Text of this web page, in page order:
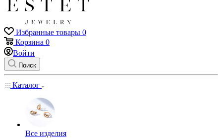
Избранные товары 0
Корзина 0
Войти
Поиск
Каталог
Все изделия